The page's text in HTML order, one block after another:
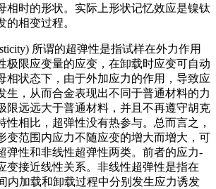
相时的形状。实际上形状记忆效应是镍钛
的相变过程。
所谓的超弹性是指试样在外力作用
极限应变量的应变，在卸载时应变可自动
相状态下，由于外加应力的作用，导致应
生，从而合金表现出不同于普通材料的力
限远远大于普通材料，并且不再遵守胡克
性相比，超弹性没有热参与。总而言之，
变范围内应力不随应变的增大而增大，可
弹性和非线性超弹性两类。前者的应力-
变接近线性关系。非线性超弹性是指在
内加载和卸载过程中分别发生应力诱发